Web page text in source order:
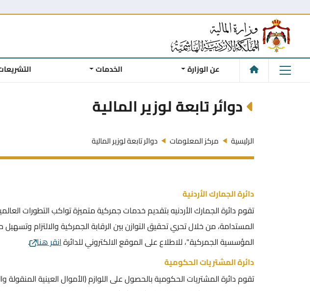
عن الوزارة الخدمات
دوائر تابعة لوزير المالية
الرئيسية مركز المعلومات دوائر تابعة لوزير المالية
دائرة الجمارك الأردنية
تقوم دائرة الجمارك الأردنيه بتقديم خدمات جمركية متميزة تواكب التطورات
المستدامة، من خلال تحري تحقيق التوازن بين الرقابة الجمركية والالتزام وتسهيل
المؤسسية الجمركية."، للاطلاع على الموقع الالكتروني للدائرةانقر هنا .
دائرة المشتريات الحكومية
تقوم دائرة المشتريات الحكومية بالحصول على اللوازم (الأموال العينية